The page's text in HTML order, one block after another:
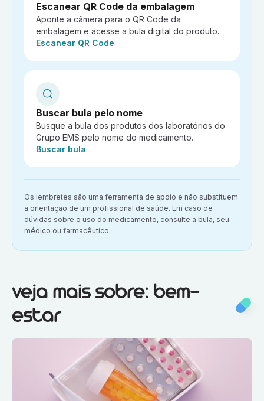
Escanear QR Code da embalagem
Aponte a câmera para o QR Code da
embalagem e acesse a bula digital do produto.
Ação:
Escanear QR Code
Buscar bula pelo nome
Busque a bula dos produtos dos laboratórios do
Grupo EMS pelo nome do medicamento.
Ação:
Buscar bula
Aviso importante:
Os lembretes são uma ferramenta de apoio e não substituem
a orientação de um profissional de saúde. Em caso de
dúvidas sobre o uso do medicamento, consulte a bula, seu
médico ou farmacêutico.
Veja mais sobre:Bem-estar
veja mais sobre: bem-
estar